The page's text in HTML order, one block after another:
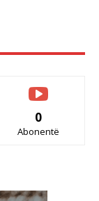
0
Abonentë